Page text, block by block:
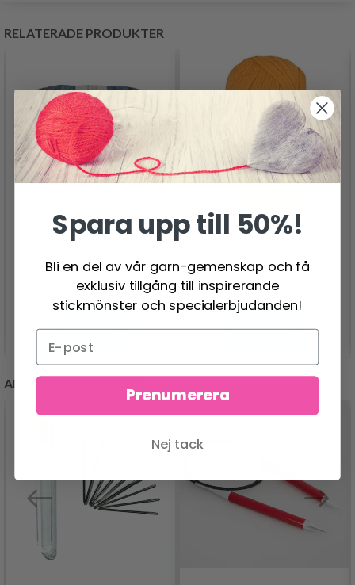
RELATERADE PRODUKTER
MULTI
222.00 SEK
Se produkt
STORM
89.95 SEK
Se produkt
ANDRA KUNDER KÖPTE
Spara upp till 50%!
Bli en del av vår garn-gemenskap och få
exklusiv tillgång till inspirerande
stickmönster och specialerbjudanden!
Prenumerera
Nej tack